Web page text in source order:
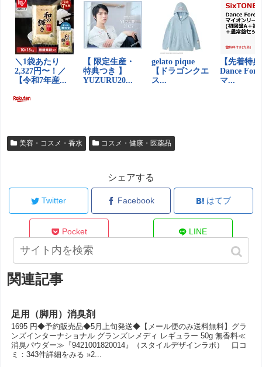
美容・コスメ・香水 コスメ・健康・医薬品
シェアする
Twitter Facebook はてブ
Pocket LINE
関連記事
足用（脚用）消臭剤
1695 円◆予約販売品◆5月上旬発送◆【メール便のみ送料無料】グラ
ンズインターナショナル グランズレメディ レギュラー 50g 無香料≪
消臭パウダー≫『9421001820014』（スタイルデザインラボ） 口コ
ミ：343件詳細をみる »2...